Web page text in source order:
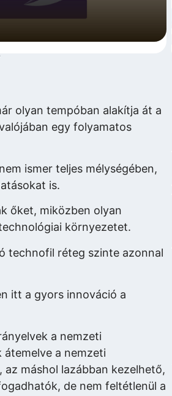
olyan tempóban alakítja át a
egy folyamatos
ismer teljes mélységében,
is.
őket, miközben olyan
környezetet.
technofil réteg szinte azonnal
itt a gyors innováció a
a nemzeti
a nemzeti
máshol lazábban kezelhető,
de nem feltétlenül a